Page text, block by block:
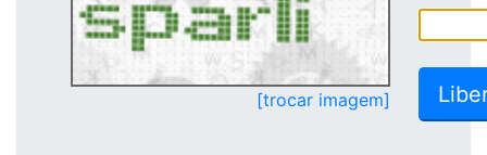
[trocar imagem]